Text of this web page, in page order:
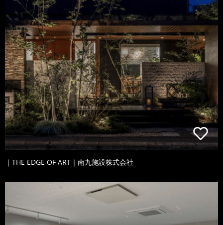
｜THE EDGE OF ART｜南九施設株式会社